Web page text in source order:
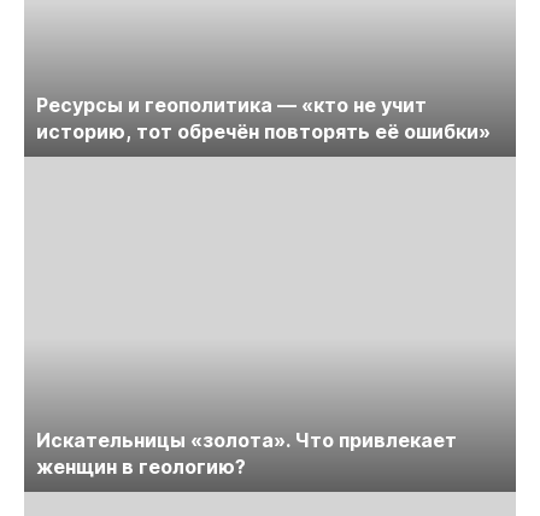
Ресурсы и геополитика — «кто не учит
историю, тот обречён повторять её ошибки»
Искательницы «золота». Что привлекает
женщин в геологию?